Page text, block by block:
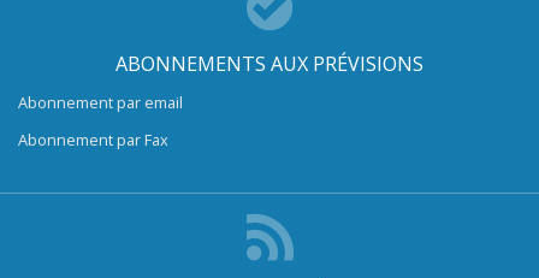
ABONNEMENTS AUX PRÉVISIONS
Abonnement par email
Abonnement par Fax